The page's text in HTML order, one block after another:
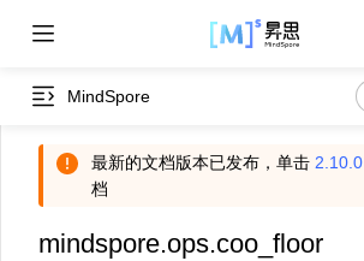
MindSpore
最新的文档版本已发布，单击 2.10.0
档
mindspore.ops.coo_floor